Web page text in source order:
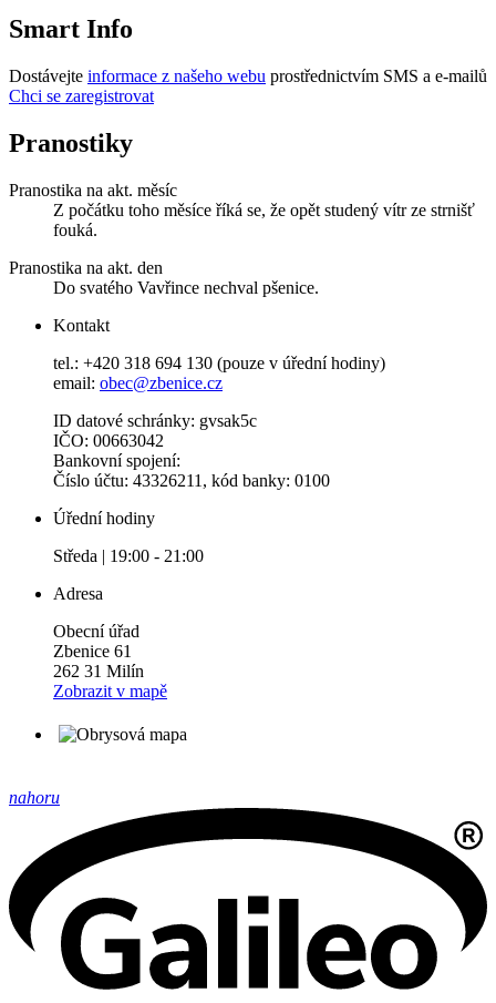
Smart Info
Dostávejte informace z našeho webu prostřednictvím SMS a e-mailů
Chci se zaregistrovat
Pranostiky
Pranostika na akt. měsíc
Z počátku toho měsíce říká se, že opět studený vítr ze strnišť
fouká.
Pranostika na akt. den
Do svatého Vavřince nechval pšenice.
Kontakt
tel.: +420 318 694 130 (pouze v úřední hodiny)
email: obec@zbenice.cz
ID datové schránky: gvsak5c
IČO: 00663042
Bankovní spojení:
Číslo účtu: 43326211, kód banky: 0100
Úřední hodiny
Středa | 19:00 - 21:00
Adresa
Obecní úřad
Zbenice 61
262 31 Milín
Zobrazit v mapě
nahoru